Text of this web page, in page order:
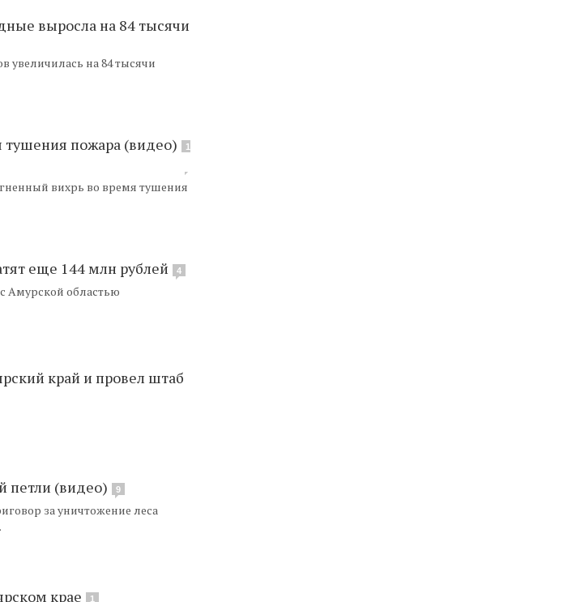
выросла на 84 тысячи
на 84 тысячи
тушения пожара (видео) 1
вихрь во время тушения
еще 144 млн рублей 4
Амурской областью
край и провел штаб
петли (видео) 9
за уничтожение леса
крае 1